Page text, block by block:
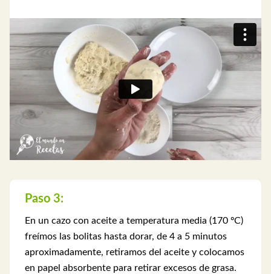
Paso 3:
En un cazo con aceite a temperatura media (170 ºC)
freímos las bolitas hasta dorar, de 4 a 5 minutos
aproximadamente, retiramos del aceite y colocamos
en papel absorbente para retirar excesos de grasa.